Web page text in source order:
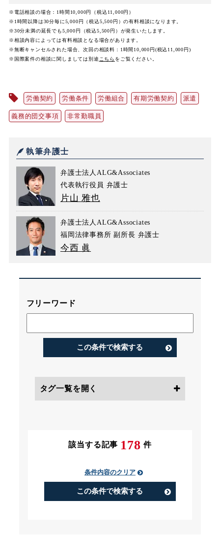
※電話相談の場合：1時間10,000円（税込11,000円）
※1時間以降は30分毎に5,000円（税込5,500円）の有料相談になります。
※30分未満の延長でも5,000円（税込5,500円）が発生いたします。
※相談内容によっては有料相談となる場合があります。
※無断キャンセルされた場合、次回の相談料：1時間10,000円(税込11,000円)
※国際案件の相談に関しましては 別途 こちら をご覧ください。
労働契約 労働条件 労働組合 有期労働契約 派遣
義務的団交事項 非常勤職員
執筆弁護士
弁護士法人ALG&Associates
代表執行役員 弁護士
片山 雅也
弁護士法人ALG&Associates
福岡法律事務所 副所長 弁護士
今西 眞
フリーワード
この条件で検索する
タグ一覧を開く
PIP（Performance Improvement
Plan）
該当する記事 178 件
条件内容のクリア
この条件で検索する